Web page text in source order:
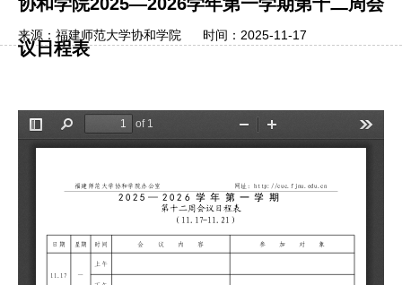
议日程表
来源： 福建师范大学协和学院 时间： 2025-11-17